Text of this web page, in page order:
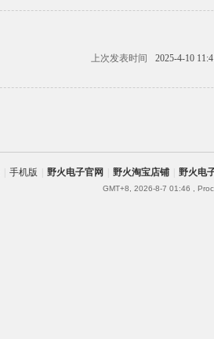
上次发表时间
2025-4-10
手机版 野火电子官网 野火淘宝店铺 野火电
GMT+8, 2026-8-7 01:46 ,